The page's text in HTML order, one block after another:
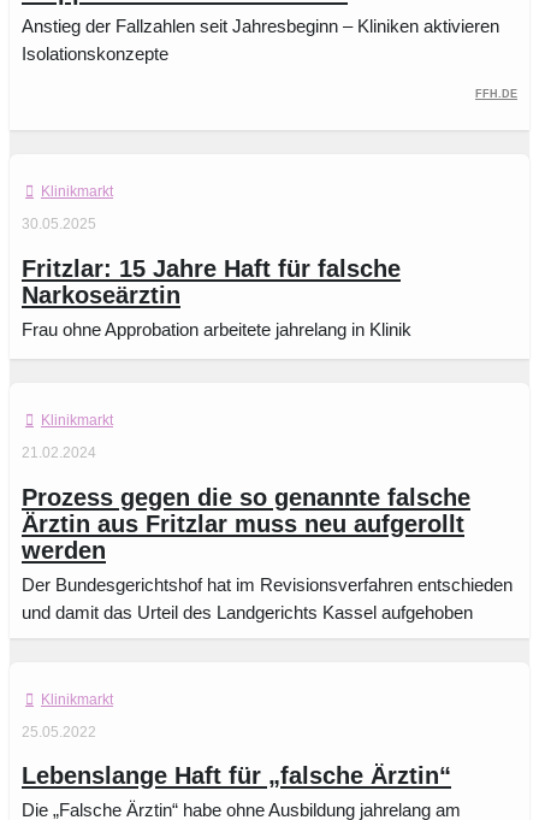
Anstieg der Fallzahlen seit Jahresbeginn – Kliniken aktivieren
Isolationskonzepte
FFH.de
Klinikmarkt
30.05.2025
Fritzlar: 15 Jahre Haft für falsche
Narkoseärztin
Frau ohne Approbation arbeitete jahrelang in Klinik
Klinikmarkt
21.02.2024
Prozess gegen die so genannte falsche
Ärztin aus Fritzlar muss neu aufgerollt
werden
Der Bundesgerichtshof hat im Revisionsverfahren entschieden
und damit das Urteil des Landgerichts Kassel aufgehoben
Klinikmarkt
25.05.2022
Lebenslange Haft für „falsche Ärztin“
Die „Falsche Ärztin“ habe ohne Ausbildung jahrelang am